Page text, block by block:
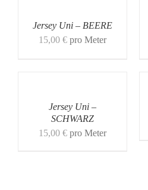
Jersey Uni – BEERE
15,00 € pro Meter
Jersey Uni –
SCHWARZ
15,00 € pro Meter